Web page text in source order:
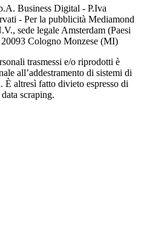
Business Digital - P.Iva
- Per la pubblicità Mediamond
sede legale Amsterdam (Paesi
Cologno Monzese (MI)
trasmessi e/o riprodotti è
all’addestramento di sistemi di
altresì fatto divieto espresso di
scraping.